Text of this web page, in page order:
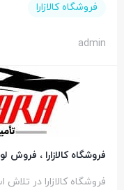
فروشگاه کالازارا
admin
فروشگاه کالازارا ، فروش
فروشگاه کالازارا در